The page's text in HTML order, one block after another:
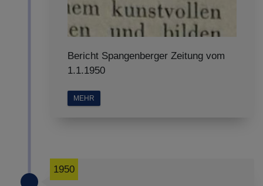
Bericht Spangenberger Zeitung vom
1.1.1950
MEHR
1950